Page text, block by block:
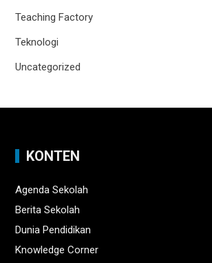
Teaching Factory
Teknologi
Uncategorized
KONTEN
Agenda Sekolah
Berita Sekolah
Dunia Pendidikan
Knowledge Corner